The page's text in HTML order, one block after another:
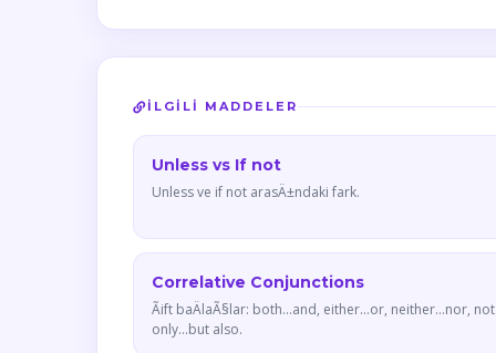
İLGILI MADDELER
Unless vs If not
Unless ve if not arasÄ±ndaki fark.
Correlative Conjunctions
Ãift baÄlaÃ§lar: both...and, either...or, neither...nor, not
only...but also.